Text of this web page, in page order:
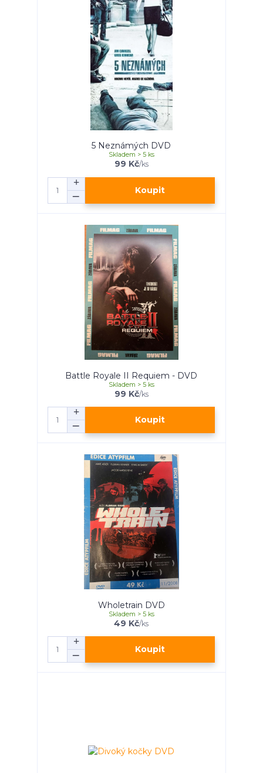
5 Neznámých DVD
99 Kč/ks
Skladem > 5 ks
Koupit
Battle Royale II Requiem - DVD
99 Kč/ks
Skladem > 5 ks
Koupit
Wholetrain DVD
49 Kč/ks
Skladem > 5 ks
Koupit